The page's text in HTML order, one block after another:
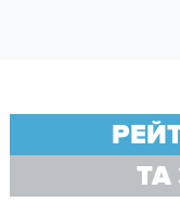
ТА